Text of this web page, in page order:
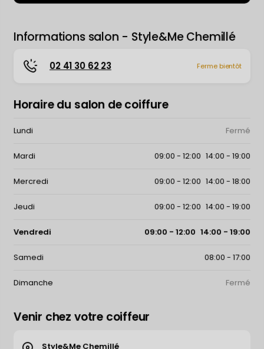
Informations salon - Style&Me Chemillé
Contacter votre coiffeur : Chemillé-en-Anjou
02 41 30 62 23 Ferme bientôt
Horaire du salon de coiffure
Lundi Fermé
Mardi 09:00 - 12:00 14:00 - 19:00
Mercredi 09:00 - 12:00 14:00 - 18:00
Jeudi 09:00 - 12:00 14:00 - 19:00
Vendredi 09:00 - 12:00 14:00 - 19:00
Samedi 08:00 - 17:00
Dimanche Fermé
Venir chez votre coiffeur
Style&Me Chemillé